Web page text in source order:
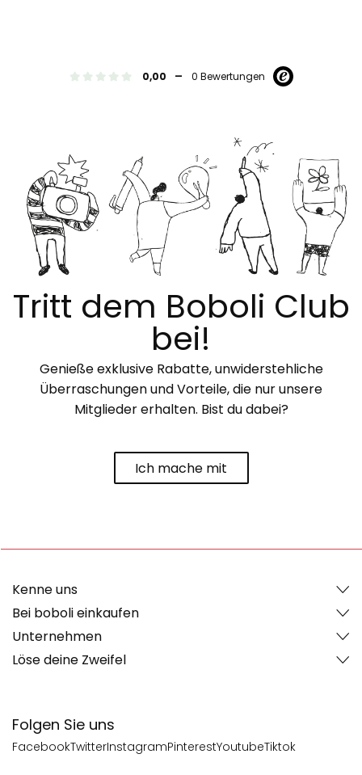
0,00 - 0 Bewertungen
Tritt dem Boboli Club
bei!
Genieße exklusive Rabatte, unwiderstehliche
Überraschungen und Vorteile, die nur unsere
Mitglieder erhalten. Bist du dabei?
Ich mache mit
Folgen Sie uns
FacebookTwitterInstagramPinterestYoutubeTiktok
Bei boboli einkaufen
Unternehmen
Kenne uns
Löse deine Zweifel